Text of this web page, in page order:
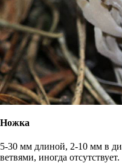
Ножка
5-30 мм длиной, 2-10 мм в
ветвями, иногда отсутствует.